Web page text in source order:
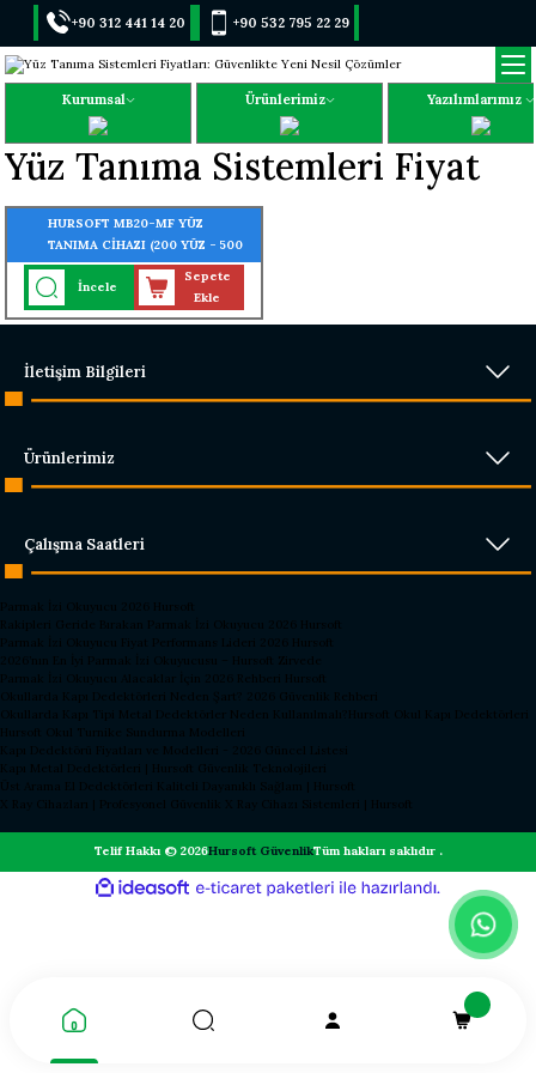
+90 312 441 14 20 +90 532 795 22 29
Kurumsal Ürünlerimiz Yazılımlarımız
Yüz Tanıma Sistemleri Fiyat
HURSOFT MB20-MF YÜZ
TANIMA CİHAZI (200 YÜZ - 500
PARMAK-1000 KART TANIMA
ÖZELLİĞİ)
İncele
Sepete
Ekle
İletişim Bilgileri
Ürünlerimiz
Çalışma Saatleri
Parmak İzi Okuyucu 2026 Hursoft
Rakipleri Geride Bırakan Parmak İzi Okuyucu 2026 Hursoft
Parmak İzi Okuyucu Fiyat Performans Lideri 2026 Hursoft
2026’nın En İyi Parmak İzi Okuyucusu – Hursoft Zirvede
Parmak İzi Okuyucu Alacaklar İçin 2026 Rehberi Hursoft
Okullarda Kapı Dedektörleri Neden Şart? 2026 Güvenlik Rehberi
Okullarda Kapı Tipi Metal Dedektörler Neden Kullanılmalı?Hursoft Okul Kapı Dedektörleri
Hursoft Okul Turnike Sundurma Modelleri
Kapı Dedektörü Fiyatları ve Modelleri - 2026 Güncel Listesi
Kapı Metal Dedektörleri | Hursoft Güvenlik Teknolojileri
Üst Arama El Dedektörleri Kaliteli Dayanıklı Sağlam | Hursoft
X Ray Cihazları | Profesyonel Güvenlik X Ray Cihazı Sistemleri | Hursoft
Telif Hakkı © 2026Hursoft GüvenlikTüm hakları saklıdır .
ideasoft
e-
hazırlandı.